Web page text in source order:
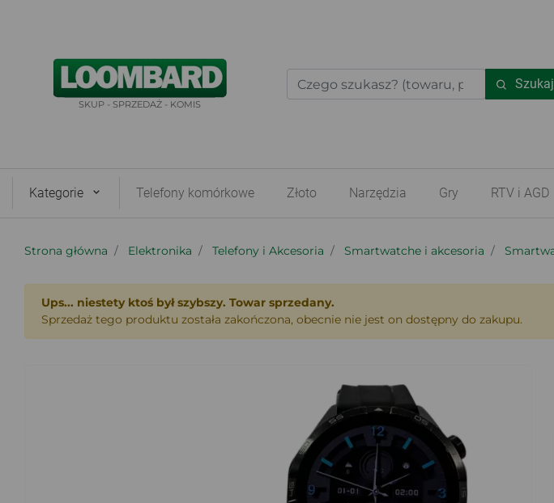
SKUP - SPRZEDAŻ - KOMIS
Szukaj
Kategorie Telefony komórkowe Złoto Narzędzia Gry RTV i AGD
Strona główna Elektronika Telefony i Akcesoria Smartwatche i akcesoria
Ups... niestety ktoś był szybszy. Towar sprzedany.
Sprzedaż tego produktu została zakończona, obecnie nie jest on dostępny do zakupu.